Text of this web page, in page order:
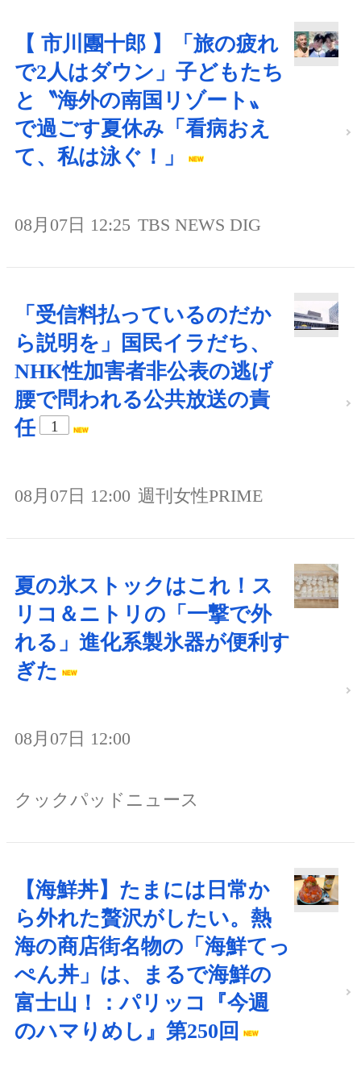
【 市川團十郎 】「旅の疲れ
で2人はダウン」子どもたち
と〝海外の南国リゾート〟
で過ごす夏休み「看病おえ
て、私は泳ぐ！」
08月07日 12:25 TBS NEWS DIG
「受信料払っているのだか
ら説明を」国民イラだち、
NHK性加害者非公表の逃げ
腰で問われる公共放送の責
任
1
08月07日 12:00 週刊女性PRIME
夏の氷ストックはこれ！ス
リコ＆ニトリの「一撃で外
れる」進化系製氷器が便利す
ぎた
08月07日 12:00
クックパッドニュース
【海鮮丼】たまには日常か
ら外れた贅沢がしたい。熱
海の商店街名物の「海鮮てっ
ぺん丼」は、まるで海鮮の
富士山！：パリッコ『今週
のハマりめし』第250回